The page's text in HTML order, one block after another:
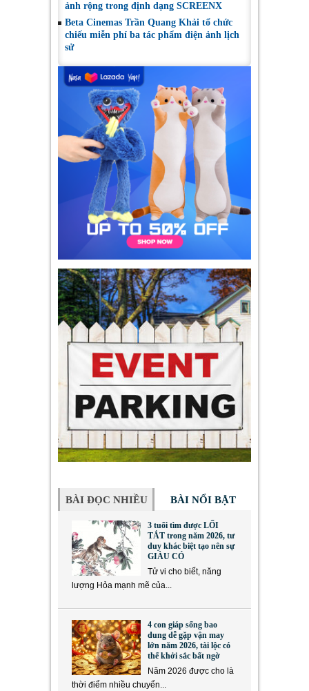
ảnh rộng trong định dạng SCREENX
Beta Cinemas Trần Quang Khải tổ chức
chiếu miễn phí ba tác phẩm điện ảnh lịch
sử
BÀI ĐỌC NHIỀU BÀI NỔI BẬT
3 tuổi tìm được LỐI
TẮT trong năm 2026, tư
duy khác biệt tạo nên sự
GIÀU CÓ
Tử vi cho biết, năng
lượng Hỏa mạnh mẽ của...
4 con giáp sống bao
dung dễ gặp vận may
lớn năm 2026, tài lộc có
thể khởi sắc bất ngờ
Năm 2026 được cho là
thời điểm nhiều chuyển...